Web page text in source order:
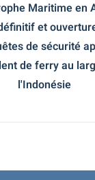
Maritime en
et
de sécurité
de ferry au
l'Indonésie